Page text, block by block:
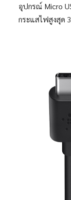
อุปกรณ์ Micro
กระแสไฟสูงสุด